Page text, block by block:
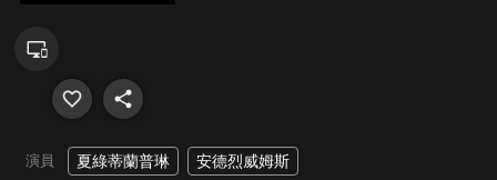
演員 夏綠蒂蘭普琳 安德烈威姆斯